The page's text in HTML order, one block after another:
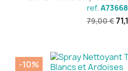
ref.
79,00 €
-10%